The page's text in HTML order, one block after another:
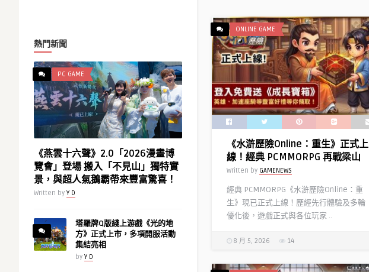
天
感
謝
祭
第
2
每
入
送
10
抽！〉
中
馬
大
槌
成
赤
躁
熱門新聞
PC GAME
《燕雲十六聲》2.0「2026漫畫博
覽會」登場 搬入「不見山」獨特實
景，與超人氣鵝霸帶來豐富驚喜！
Written by Y D
塔羅牌Q版綫上游戲《光的地
方》正式上市，多項開服活動
集結亮相
by Y D
ONLINE GAME
《水滸歷險Online：重生》正式上
線！經典 PCMMORPG 再戰梁山
Written by GAMENEWS
經典 PCMMORPG《水滸歷險Online：重
生》現已正式上線！歷經先行體驗及多輪
優化後，遊戲正式與各位玩家 ..
8 月 5, 2026 14